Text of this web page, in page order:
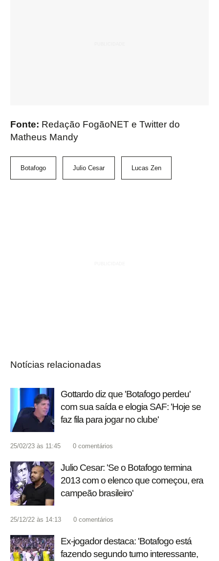
Fonte: Redação FogãoNET e Twitter do
Matheus Mandy
Botafogo Julio Cesar Lucas Zen
Notícias relacionadas
Gottardo diz que 'Botafogo perdeu'
com sua saída e elogia SAF: 'Hoje se
faz fila para jogar no clube'
25/02/23 às 11:45 0 comentários
Julio Cesar: 'Se o Botafogo termina
2013 com o elenco que começou, era
campeão brasileiro'
25/12/22 às 14:13 0 comentários
Ex-jogador destaca: 'Botafogo está
fazendo segundo turno interessante,